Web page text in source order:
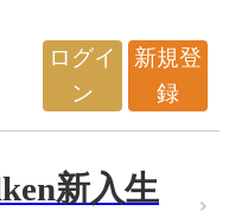
ログイ
ン
新規登
録
新入生